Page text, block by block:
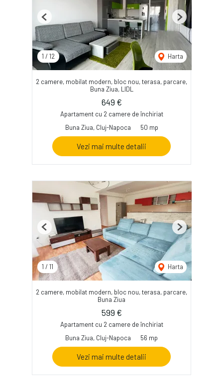
1 / 12 Harta
Previous Next
2 camere, mobilat modern, bloc nou, terasa, parcare,
Buna Ziua, LIDL
649 €
Apartament cu 2 camere de închiriat
Buna Ziua, Cluj-Napoca
50 mp
Vezi mai multe detalii
1 / 11 Harta
Previous Next
2 camere, mobilat modern, bloc nou, terasa, parcare,
Buna Ziua
599 €
Apartament cu 2 camere de închiriat
Buna Ziua, Cluj-Napoca
56 mp
Vezi mai multe detalii